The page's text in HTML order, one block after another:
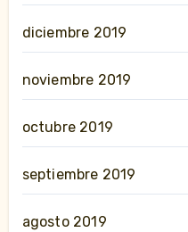
diciembre 2019
noviembre 2019
octubre 2019
septiembre 2019
agosto 2019